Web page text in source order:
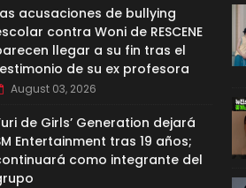
acusaciones de bullying
contra Woni de RESCENE
llegar a su fin tras el
de su ex profesora
August 03, 2026
de Girls’ Generation dejará
Entertainment tras 19 años;
como integrante del